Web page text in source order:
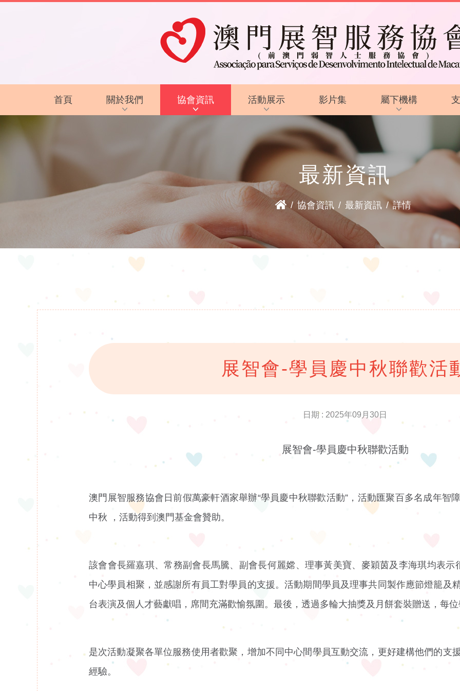
首頁 關於我們
智障的認識
協會資訊 活動展示
活動花絮
活動預告
影片集 屬下機構
啟智學校
啟智早期訓練中心
啟能中心
啟康中心
心明治小食店
最新資訊
/ 協會資訊 / 最新資訊 / 詳情
展智會-學員慶中秋聯歡活
日期 : 2025年09月30日
展智會-學員慶中秋聯歡活動
澳門展智服務協會日前假萬豪軒酒家舉辦“學員慶中秋聯歡活動”，活動匯聚百多名成年智
中秋 ，活動得到澳門基金會贊助。
該會會長羅嘉琪、常務副會長馬騰、副會長何麗嫦、理事黃美寶、麥穎茵及李海琪均表
中心學員相聚，並感謝所有員工對學員的支援。活動期間學員及理事共同製作應節燈籠及
台表演及個人才藝獻唱，席間充滿歡愉氛圍。最後，透過多輪大抽獎及月餅套裝贈送，每
是次活動凝聚各單位服務使用者歡聚，增加不同中心間學員互動交流，更好建構他們的支
經驗。